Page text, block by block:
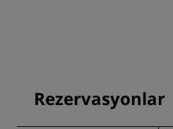
Rezervasyonlar